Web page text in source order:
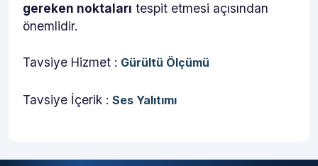
gereken noktaları tespit etmesi açısından
önemlidir.
Tavsiye Hizmet : Gürültü Ölçümü
Tavsiye İçerik : Ses Yalıtımı